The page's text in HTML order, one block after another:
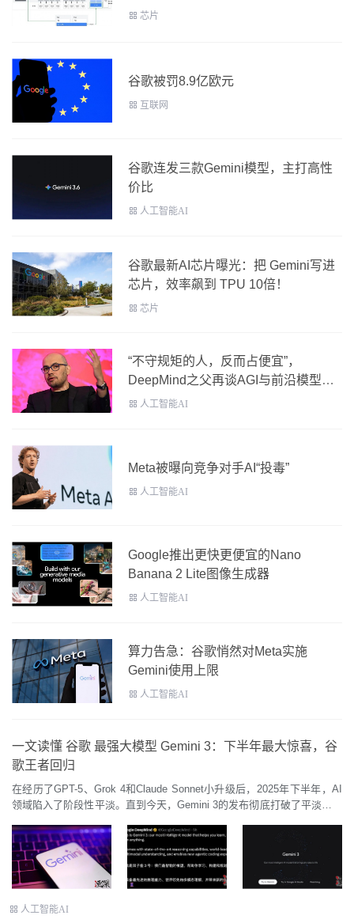
芯片
谷歌被罚8.9亿欧元
互联网
谷歌连发三款Gemini模型，主打高性
价比
人工智能AI
谷歌最新AI芯片曝光：把 Gemini写进
芯片，效率飙到 TPU 10倍！
芯片
“不守规矩的人，反而占便宜”，
DeepMind之父再谈AGI与前沿模型监
管 人工智能AI
Meta被曝向竞争对手AI“投毒”
人工智能AI
Google推出更快更便宜的Nano
Banana 2 Lite图像生成器
人工智能AI
算力告急：谷歌悄然对Meta实施
Gemini使用上限
人工智能AI
一文读懂 谷歌 最强大模型 Gemini 3：下半年最大惊喜，谷
歌王者回归
在经历了GPT-5、Grok 4和Claude Sonnet小升级后，2025年下半年，AI
领域陷入了阶段性平淡。直到今天，Gemini 3的发布彻底打破了平淡。跃
人工智能AI